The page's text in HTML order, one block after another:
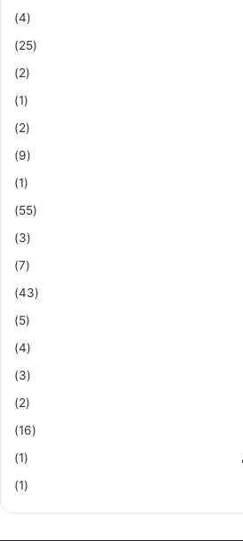
(4)
(25)
(2)
(1)
(2)
(9)
(1)
(55)
(3)
(7)
(43)
(5)
(4)
(3)
(2)
(16)
(1)
(1)